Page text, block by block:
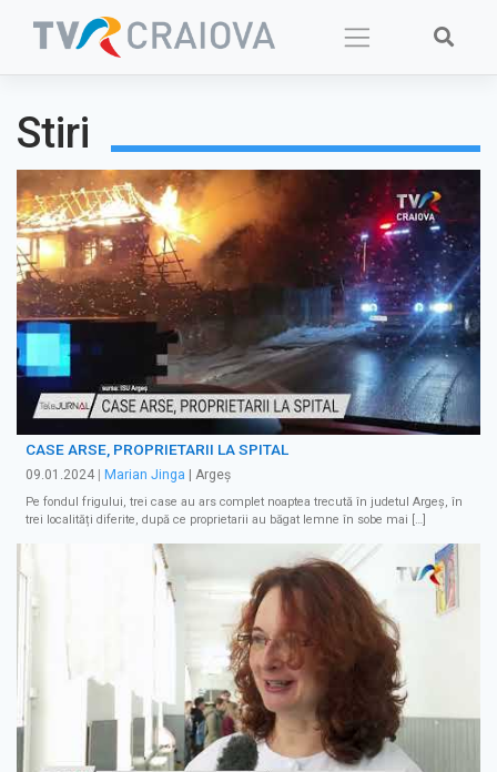
Stiri
CASE ARSE, PROPRIETARII LA SPITAL
09.01.2024 Marian Jinga | Argeș
Pe fondul frigului, trei case au ars complet noaptea trecută în judetul Argeș, în
trei localități diferite, după ce proprietarii au băgat lemne în sobe mai […]